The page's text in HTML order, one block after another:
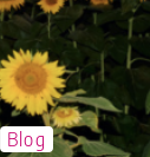
Blog